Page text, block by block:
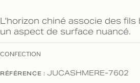
L'horizon chiné associe des
un aspect de surface nuancé.
CONFECTION
RÉFÉRENCE : JUCASHMERE-7602